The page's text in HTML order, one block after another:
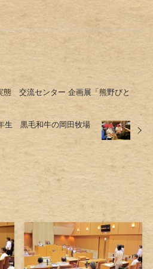
態 交流センター 企画展「熊野びと
生 黒毛和牛の岡田牧場